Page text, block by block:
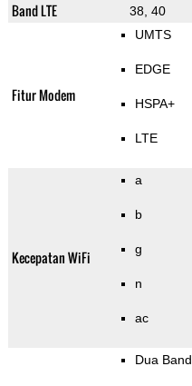
Band LTE 38, 40
Fitur Modem
UMTS
EDGE
HSPA+
LTE
Kecepatan WiFi
a
b
g
n
ac
Dua Band